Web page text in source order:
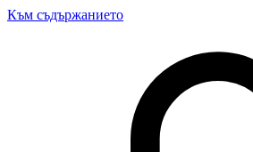
Към съдържанието